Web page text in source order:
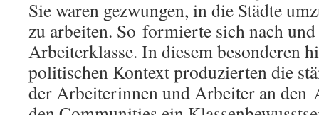
Sie waren gezwungen, in die Städte
zu arbeiten. So formierte sich nach und
Arbeiterklasse. In diesem besonderen
politischen Kontext produzierten die
der Arbeiterinnen und Arbeiter an den